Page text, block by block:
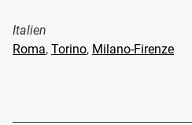
Italien
Roma, Torino, Milano-Firenze